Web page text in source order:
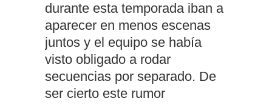
durante esta temporada iban a
aparecer en menos escenas
juntos y el equipo se había
visto obligado a rodar
secuencias por separado. De
ser cierto este rumor